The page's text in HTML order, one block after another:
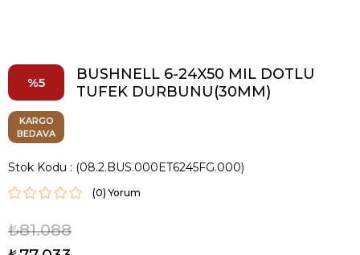
5
BUSHNELL 6-24X50 MIL DOTLU
TUFEK DURBUNU(30MM)
KARGO
BEDAVA
Stok Kodu (08.2.BUS.000ET6245FG.000)
(0)
₺81.088